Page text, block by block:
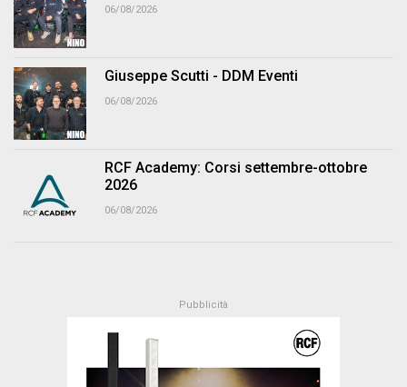
06/08/2026
Giuseppe Scutti - DDM Eventi
06/08/2026
RCF Academy: Corsi settembre-ottobre
2026
06/08/2026